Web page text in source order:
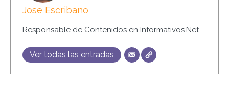
Jose Escribano
Responsable de Contenidos en Informativos.Net
Ver todas las entradas